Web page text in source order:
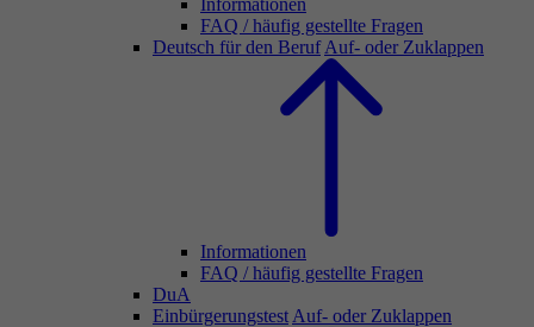
Informationen
FAQ / häufig gestellte Fragen
Deutsch für den Beruf Auf- oder Zuklappen
Informationen
FAQ / häufig gestellte Fragen
DuA
Einbürgerungstest Auf- oder Zuklappen